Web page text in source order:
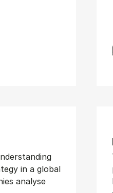
and Di­git­al
in a global
analyse